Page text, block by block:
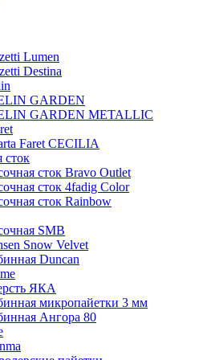
Lumen
Destina
GARDEN
GARDEN METALLIC
Faret CECILIA
сток
сток Bravo Outlet
сток 4fadig Color
сток Rainbow
SMB
Snow Velvet
Duncan
ЯКА
микропайетки 3 мм
Ангора 80